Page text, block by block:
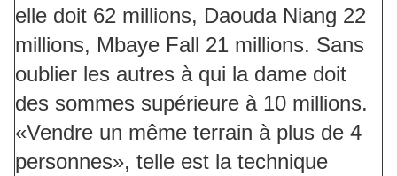
elle doit 62 millions, Daouda Niang 22
millions, Mbaye Fall 21 millions. Sans
oublier les autres à qui la dame doit
des sommes supérieure à 10 millions.
«Vendre un même terrain à plus de 4
personnes», telle est la technique